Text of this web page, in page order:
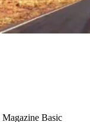
Magazine Basic